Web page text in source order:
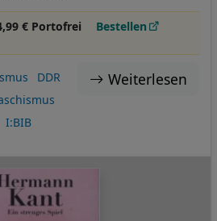
€ Portofrei Bestellen
Weiterlesen
DDR
I:BIB